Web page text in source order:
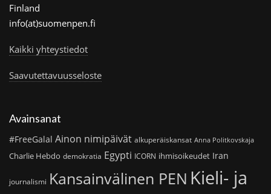
Finland
info(at)suomenpen.fi
Kaikki yhteystiedot
Saavutettavuusseloste
Avainsanat
#FreeGalal Ainon nimipäivät alkuperäiskansat Anna Politkovskaja
Charlie Hebdo demokratia Egypti ICORN ihmisoikeudet Iran
journalismi Kansainvälinen PEN Kieli- ja